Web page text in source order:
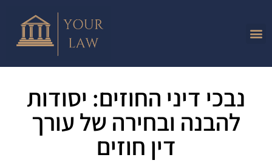
נבכי דיני החוזים: יסודות
להבנה ובחירה של עורך
דין חוזים